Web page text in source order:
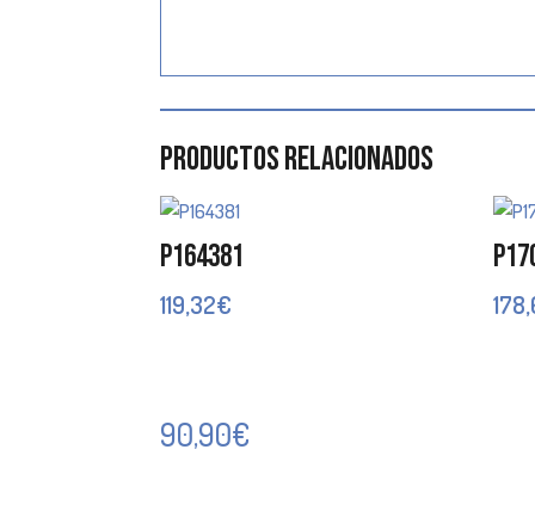
Productos relacionados
P164381
119,32€
90,90€